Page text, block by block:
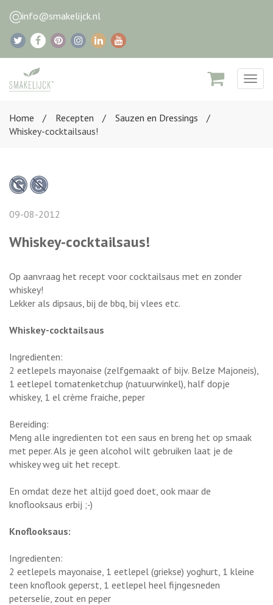
info@smakelijck.nl
Home
Recepten
Sauzen en Dressings
Whiskey-cocktailsaus!
09-08-2012
Whiskey-cocktailsaus!
Op aanvraag het recept voor cocktailsaus met en zonder
whiskey!
Lekker als dipsaus, bij de bbq, bij vlees etc.
Whiskey-cocktailsaus
Ingredienten:
2 eetlepels mayonaise (zelfgemaakt of bijv. Belze Majoneis),
1 eetlepel tomatenketchup (natuurwinkel), half dopje
whiskey, 1 el crème fraiche, peper
Bereiding:
Meng alle ingredienten tot een saus en breng het op smaak
met peper. Als je geen alcohol wilt gebruiken laat je de
whiskey weg uit het recept.
En omdat deze het altijd goed doet, ook maar de
knoflooksaus erbij ;-)
Knoflooksaus:
Ingredienten:
2 eetlepels mayonaise, 1 eetlepel (griekse) yoghurt, 1 kleine
teen knoflook geperst, 1 eetlepel heel fijngesneden
peterselie, zout en peper